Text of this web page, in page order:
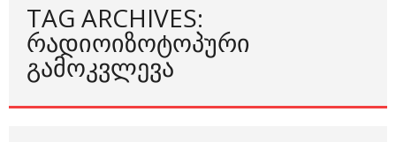
TAG ARCHIVES:
ᲠᲐᲓᲘᲝᲘᲖᲝᲢᲝᲞᲣᲠᲘ
ᲒᲐᲛᲝᲙᲕᲚᲔᲕᲐ